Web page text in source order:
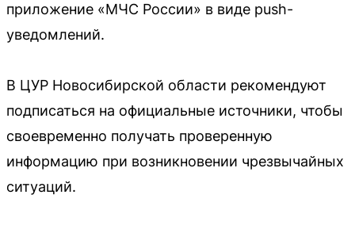
приложение «МЧС России» в виде push-
уведомлений.
В ЦУР Новосибирской области рекомендуют
подписаться на официальные источники, чтобы
своевременно получать проверенную
информацию при возникновении чрезвычайных
ситуаций.